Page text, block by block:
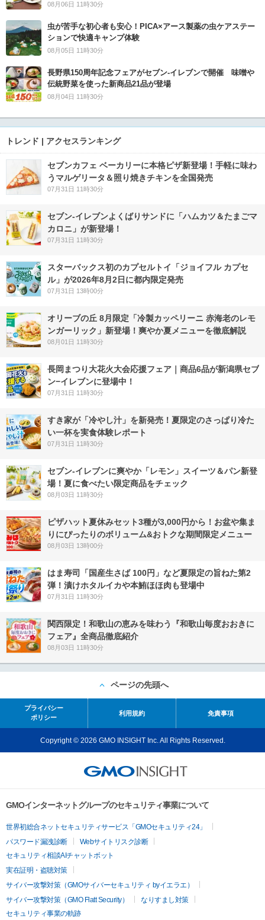
08月06日 11時30分
虫が苦手な初心者も安心！PICA×アース製薬の虫ケアステー
ションで快適キャンプ体験
08月05日 11時30分
長野県150周年記念フェアがセブン-イレブンで開催 味噌や
伝統野菜を使った新商品21品が登場
08月04日 11時30分
トレンド | アクセスランキング
セブンカフェ ベーカリーに本格ピザ新登場！手軽に味わ
うマルゲリータ＆照り焼きチキンを全国発売
07月31日 11時30分
セブン‐イレブンよくばりサンドに「ハムカツ＆たまごマ
カロニ」が新登場！
07月31日 11時30分
スターバックス初のカプセルトイ「ジョイフル カプセ
ル」が2026年8月2日に都内限定発売
07月31日 13時00分
オリーブの丘 8月限定「冷製カッペリーニ 赤海老のレモ
ンガーリック」新登場！爽やか夏メニューを徹底解説
08月01日 11時30分
長岡まつり大花火大会応援フェア｜商品6品が新潟県セブ
ン−イレブンに登場中！
07月31日 11時30分
すき家が「冷やし汁」を新発売！夏限定のさっぱり冷た
い一杯を実食体験レポート
07月31日 11時30分
セブン‐イレブンに爽やか「レモン」スイーツ＆パン新登
場！夏に食べたい限定商品をチェック
08月03日 11時30分
ピザハット夏休みセット3種が3,000円から！お盆や集ま
りにぴったりのボリューム&おトクな期間限定メニュー
08月03日 13時00分
はま寿司「国産生さば 100円」など夏限定の旨ねた第2
弾！漬けホタルイカや本鮪ほほ肉も登場中
07月31日 11時30分
関西限定！和歌山の恵みを味わう『和歌山毎度おおきに
フェア』全商品徹底紹介
08月03日 11時30分
ページの先頭へ
プライバシー
ポリシー
利用規約 免責事項
Copyright © 2026 GMO INSIGHT Inc. All Rights Reserved.
GMOインターネットグループのセキュリティ事業について
世界初総合ネットセキュリティサービス「GMOセキュリティ24」
パスワード漏洩診断
Webサイトリスク診断
セキュリティ相談AIチャットボット
実在証明・盗聴対策
サイバー攻撃対策（GMOサイバーセキュリティ byイエラエ）
サイバー攻撃対策（GMO Flatt Security）
なりすまし対策
セキュリティ事業の軌跡